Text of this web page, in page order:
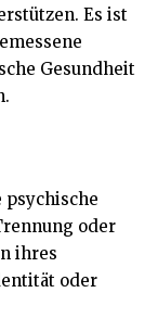
Es ist
Gesundheit
psychische
oder
ihres
oder